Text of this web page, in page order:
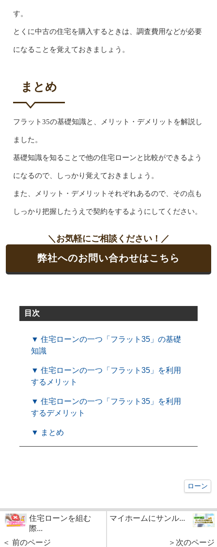
す。
とくに中古の住宅を購入するときは、調査費用などが必要
になることを覚えておきましょう。
まとめ
フラット35の基礎知識と、メリット・デメリットを解説し
ました。
基礎知識を知ることで他の住宅ローンと比較ができるよう
になるので、しっかり覚えておきましょう。
また、メリット・デメリットそれぞれあるので、その点も
しっかり把握したうえで契約をするようにしてください。
＼お気軽にご相談ください！／
弊社へのお問い合わせはこちら
目次
▼ 住宅ローンの一つ「フラット35」の基礎
知識
▼ 住宅ローンの一つ「フラット35」を利用
するメリット
▼ 住宅ローンの一つ「フラット35」を利用
するデメリット
▼ まとめ
ローン
住宅ローンを組む
際...
＜ 前のページ
マイホームにサンル...
＞次のページ